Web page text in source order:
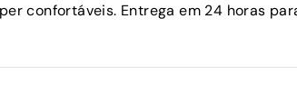
confortáveis. Entrega em 24 horas